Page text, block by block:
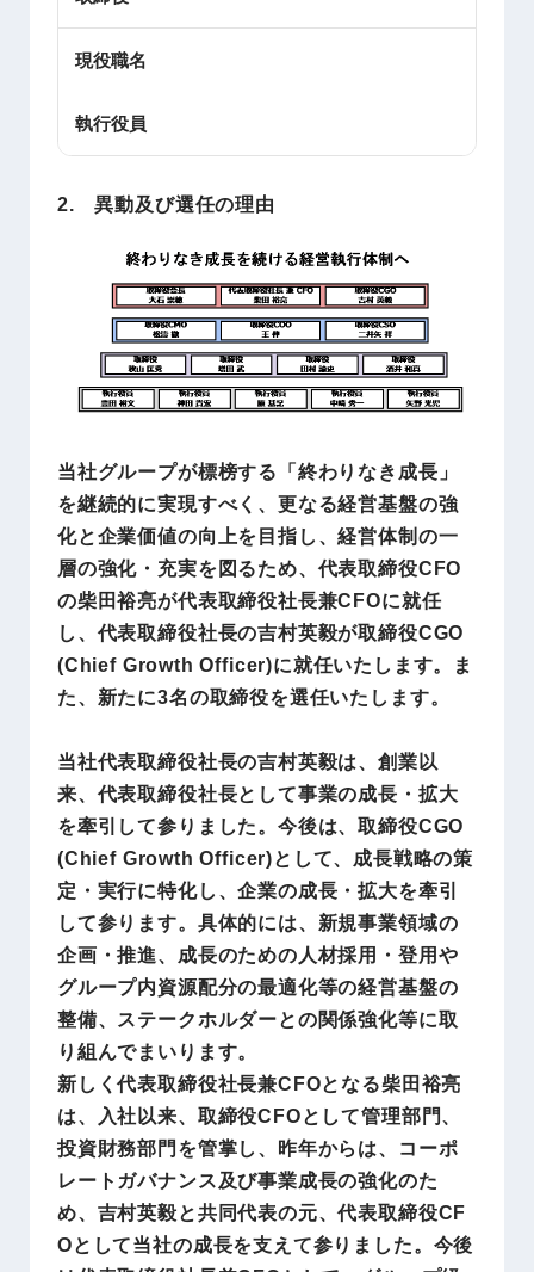
現役職名
執行役員
2. 異動及び選任の理由
当社グループが標榜する「終わりなき成長」
を継続的に実現すべく、更なる経営基盤の強
化と企業価値の向上を目指し、経営体制の一
層の強化・充実を図るため、代表取締役CFO
の柴田裕亮が代表取締役社長兼CFOに就任
し、代表取締役社長の吉村英毅が取締役CGO
(Chief Growth Officer)に就任いたします。ま
た、新たに3名の取締役を選任いたします。
当社代表取締役社長の吉村英毅は、創業以
来、代表取締役社長として事業の成長・拡大
を牽引して参りました。今後は、取締役CGO
(Chief Growth Officer)として、成長戦略の策
定・実行に特化し、企業の成長・拡大を牽引
して参ります。具体的には、新規事業領域の
企画・推進、成長のための人材採用・登用や
グループ内資源配分の最適化等の経営基盤の
整備、ステークホルダーとの関係強化等に取
り組んでまいります。
新しく代表取締役社長兼CFOとなる柴田裕亮
は、入社以来、取締役CFOとして管理部門、
投資財務部門を管掌し、昨年からは、コーポ
レートガバナンス及び事業成長の強化のた
め、吉村英毅と共同代表の元、代表取締役CF
Oとして当社の成長を支えて参りました。今後